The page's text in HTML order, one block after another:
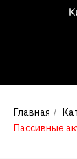
Главная /
Пассивные